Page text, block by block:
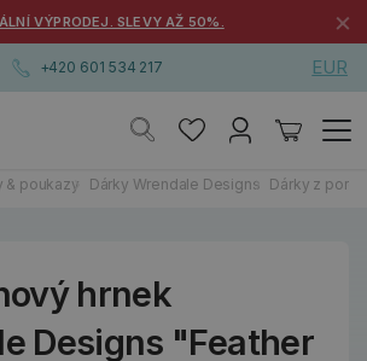
VÝPRODEJ. SLEVY AŽ 50%. ×
+420 601 534 217 EUR
& poukazy Dárky Wrendale Designs Dárky z
hrnek
Designs "Feather